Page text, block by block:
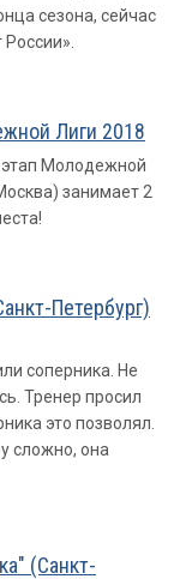
сезона, сейчас
Лиги 2018
Молодежной
занимает 2
Петербург)
соперника. Не
Тренер просил
это позволял.
сложно, она
(Санкт-